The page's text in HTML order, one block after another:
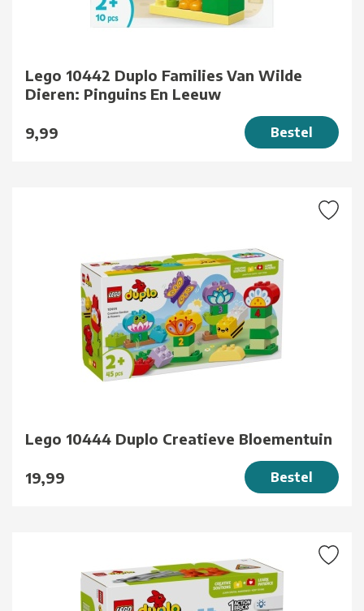
Lego 10442 Duplo Families Van Wilde
Dieren: Pinguins En Leeuw
9,99 Bestel
Lego 10444 Duplo Creatieve Bloementuin
19,99 Bestel